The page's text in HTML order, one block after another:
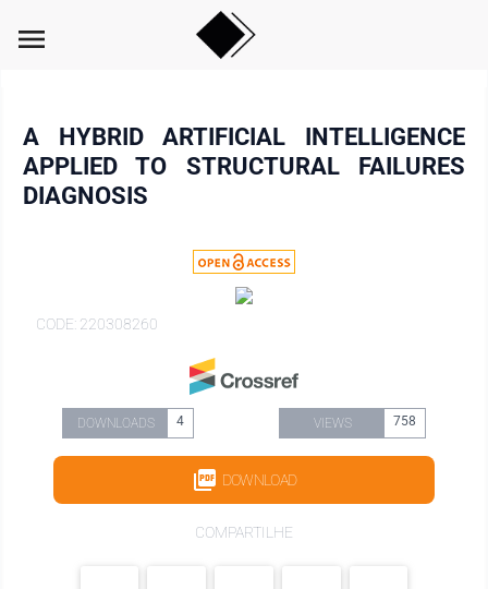
menu
A HYBRID ARTIFICIAL INTELLIGENCE
APPLIED TO STRUCTURAL FAILURES
DIAGNOSIS
CODE: 220308260
DOWNLOADS 4 VIEWS 758
DOWNLOAD
COMPARTILHE